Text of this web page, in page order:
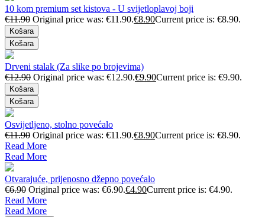
10 kom premium set kistova - U svijetloplavoj boji
€11.90 Original price was: €11.90.€8.90Current price is: €8.90.
Košara
Košara
Drveni stalak (Za slike po brojevima)
€12.90 Original price was: €12.90.€9.90Current price is: €9.90.
Košara
Košara
Osvijetljeno, stolno povećalo
€11.90 Original price was: €11.90.€8.90Current price is: €8.90.
Read More
Read More
Otvarajuće, prijenosno džepno povećalo
€6.90 Original price was: €6.90.€4.90Current price is: €4.90.
Read More
Read More